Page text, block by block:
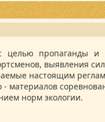
пропаганды
выявления
настоящим
норм экологии.